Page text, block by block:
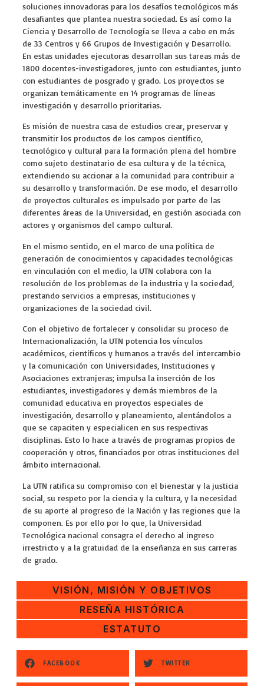
VISIÓN, MISIÓN Y OBJETIVOS
RESEÑA HISTÓRICA
ESTATUTO
soluciones innovadoras para los desafíos tecnológicos más
desafiantes que plantea nuestra sociedad. Es así como la
Ciencia y Desarrollo de Tecnología se lleva a cabo en más
de 33 Centros y 66 Grupos de Investigación y Desarrollo.
En estas unidades ejecutoras desarrollan sus tareas más de
1800 docentes-investigadores, junto con estudiantes, junto
con estudiantes de posgrado y grado. Los proyectos se
organizan temáticamente en 14 programas de líneas
investigación y desarrollo prioritarias.
Es misión de nuestra casa de estudios crear, preservar y
transmitir los productos de los campos científico,
tecnológico y cultural para la formación plena del hombre
como sujeto destinatario de esa cultura y de la técnica,
extendiendo su accionar a la comunidad para contribuir a
su desarrollo y transformación. De ese modo, el desarrollo
de proyectos culturales es impulsado por parte de las
diferentes áreas de la Universidad, en gestión asociada con
actores y organismos del campo cultural.
En el mismo sentido, en el marco de una política de
generación de conocimientos y capacidades tecnológicas
en vinculación con el medio, la UTN colabora con la
resolución de los problemas de la industria y la sociedad,
prestando servicios a empresas, instituciones y
organizaciones de la sociedad civil.
Con el objetivo de fortalecer y consolidar su proceso de
Internacionalización, la UTN potencia los vínculos
académicos, científicos y humanos a través del intercambio
y la comunicación con Universidades, Instituciones y
Asociaciones extranjeras; impulsa la inserción de los
estudiantes, investigadores y demás miembros de la
comunidad educativa en proyectos especiales de
investigación, desarrollo y planeamiento, alentándolos a
que se capaciten y especialicen en sus respectivas
disciplinas. Esto lo hace a través de programas propios de
cooperación y otros, financiados por otras instituciones del
ámbito internacional.
La UTN ratifica su compromiso con el bienestar y la justicia
social, su respeto por la ciencia y la cultura, y la necesidad
de su aporte al progreso de la Nación y las regiones que la
componen. Es por ello por lo que, la Universidad
Tecnológica nacional consagra el derecho al ingreso
irrestricto y a la gratuidad de la enseñanza en sus carreras
de grado.
FACEBOOK TWITTER